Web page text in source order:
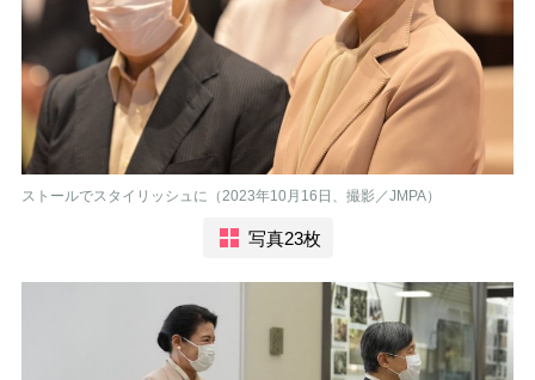
ストールでスタイリッシュに（2023年10月16日、撮影／JMPA）
写真23枚